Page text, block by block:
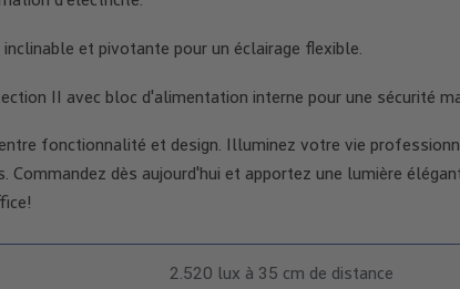
et pivotante pour un éclairage flexible.
II avec bloc d'alimentation interne pour une sécurité
fonctionnalité et design. Illuminez votre vie
dès aujourd'hui et apportez une lumière
2.520 lux à 35 cm de distance